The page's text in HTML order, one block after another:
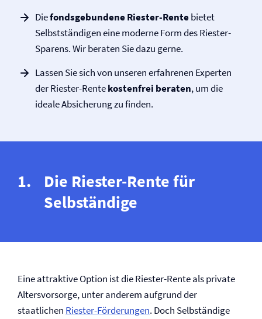
Diefondsgebundene Riester-Rentebietet
Selbstständigen eine moderne Form des Riester-
Sparens. Wir beraten Sie dazu gerne.
Lassen Sie sich von unseren erfahrenen Experten
der Riester-Rentekostenfrei beraten, um die
ideale Absicherung zu finden.
Die Riester-Rente für
Selbständige
Eine attraktive Option ist die Riester-Rente als private
Altersvorsorge, unter anderem aufgrund der
staatlichen Riester-Förderungen. Doch Selbständige